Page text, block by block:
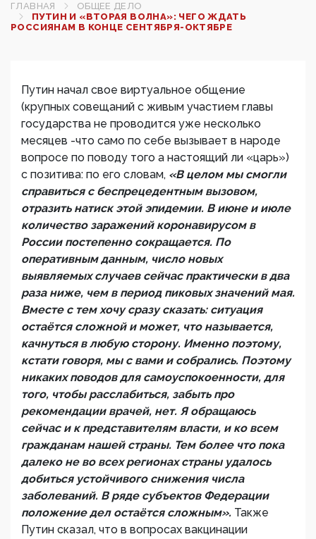
ГЛАВНАЯ
ОБЩЕЕ ДЕЛО
ПУТИН И «ВТОРАЯ ВОЛНА»: ЧЕГО ЖДАТЬ
РОССИЯНАМ В КОНЦЕ СЕНТЯБРЯ-ОКТЯБРЕ
Путин начал свое виртуальное общение
(крупных совещаний с живым участием главы
государства не проводится уже несколько
месяцев -что само по себе вызывает в народе
вопросе по поводу того а настоящий ли «царь»)
с позитива: по его словам, «В целом мы смогли
справиться с беспрецедентным вызовом,
отразить натиск этой эпидемии. В июне и июле
количество заражений коронавирусом в
России постепенно сокращается. По
оперативным данным, число новых
выявляемых случаев сейчас практически в два
раза ниже, чем в период пиковых значений мая.
Вместе с тем хочу сразу сказать: ситуация
остаётся сложной и может, что называется,
качнуться в любую сторону. Именно поэтому,
кстати говоря, мы с вами и собрались. Поэтому
никаких поводов для самоуспокоенности, для
того, чтобы расслабиться, забыть про
рекомендации врачей, нет. Я обращаюсь
сейчас и к представителям власти, и ко всем
гражданам нашей страны. Тем более что пока
далеко не во всех регионах страны удалось
добиться устойчивого снижения числа
заболеваний. В ряде субъектов Федерации
положение дел остаётся сложным». Также
Путин сказал, что в вопросах вакцинации